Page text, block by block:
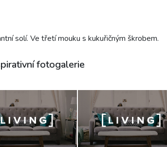
solí. Ve třetí mouku s kukuřičným škrobem.
fotogalerie